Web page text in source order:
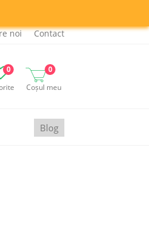
noi Contact
0
Coșul meu
0
Blog